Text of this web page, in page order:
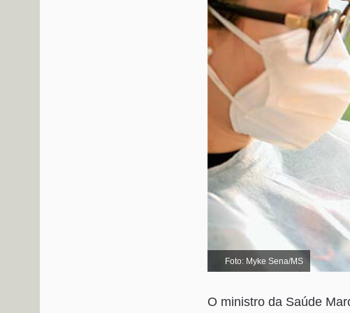
Foto: Myke Sena/MS
O ministro da Saúde